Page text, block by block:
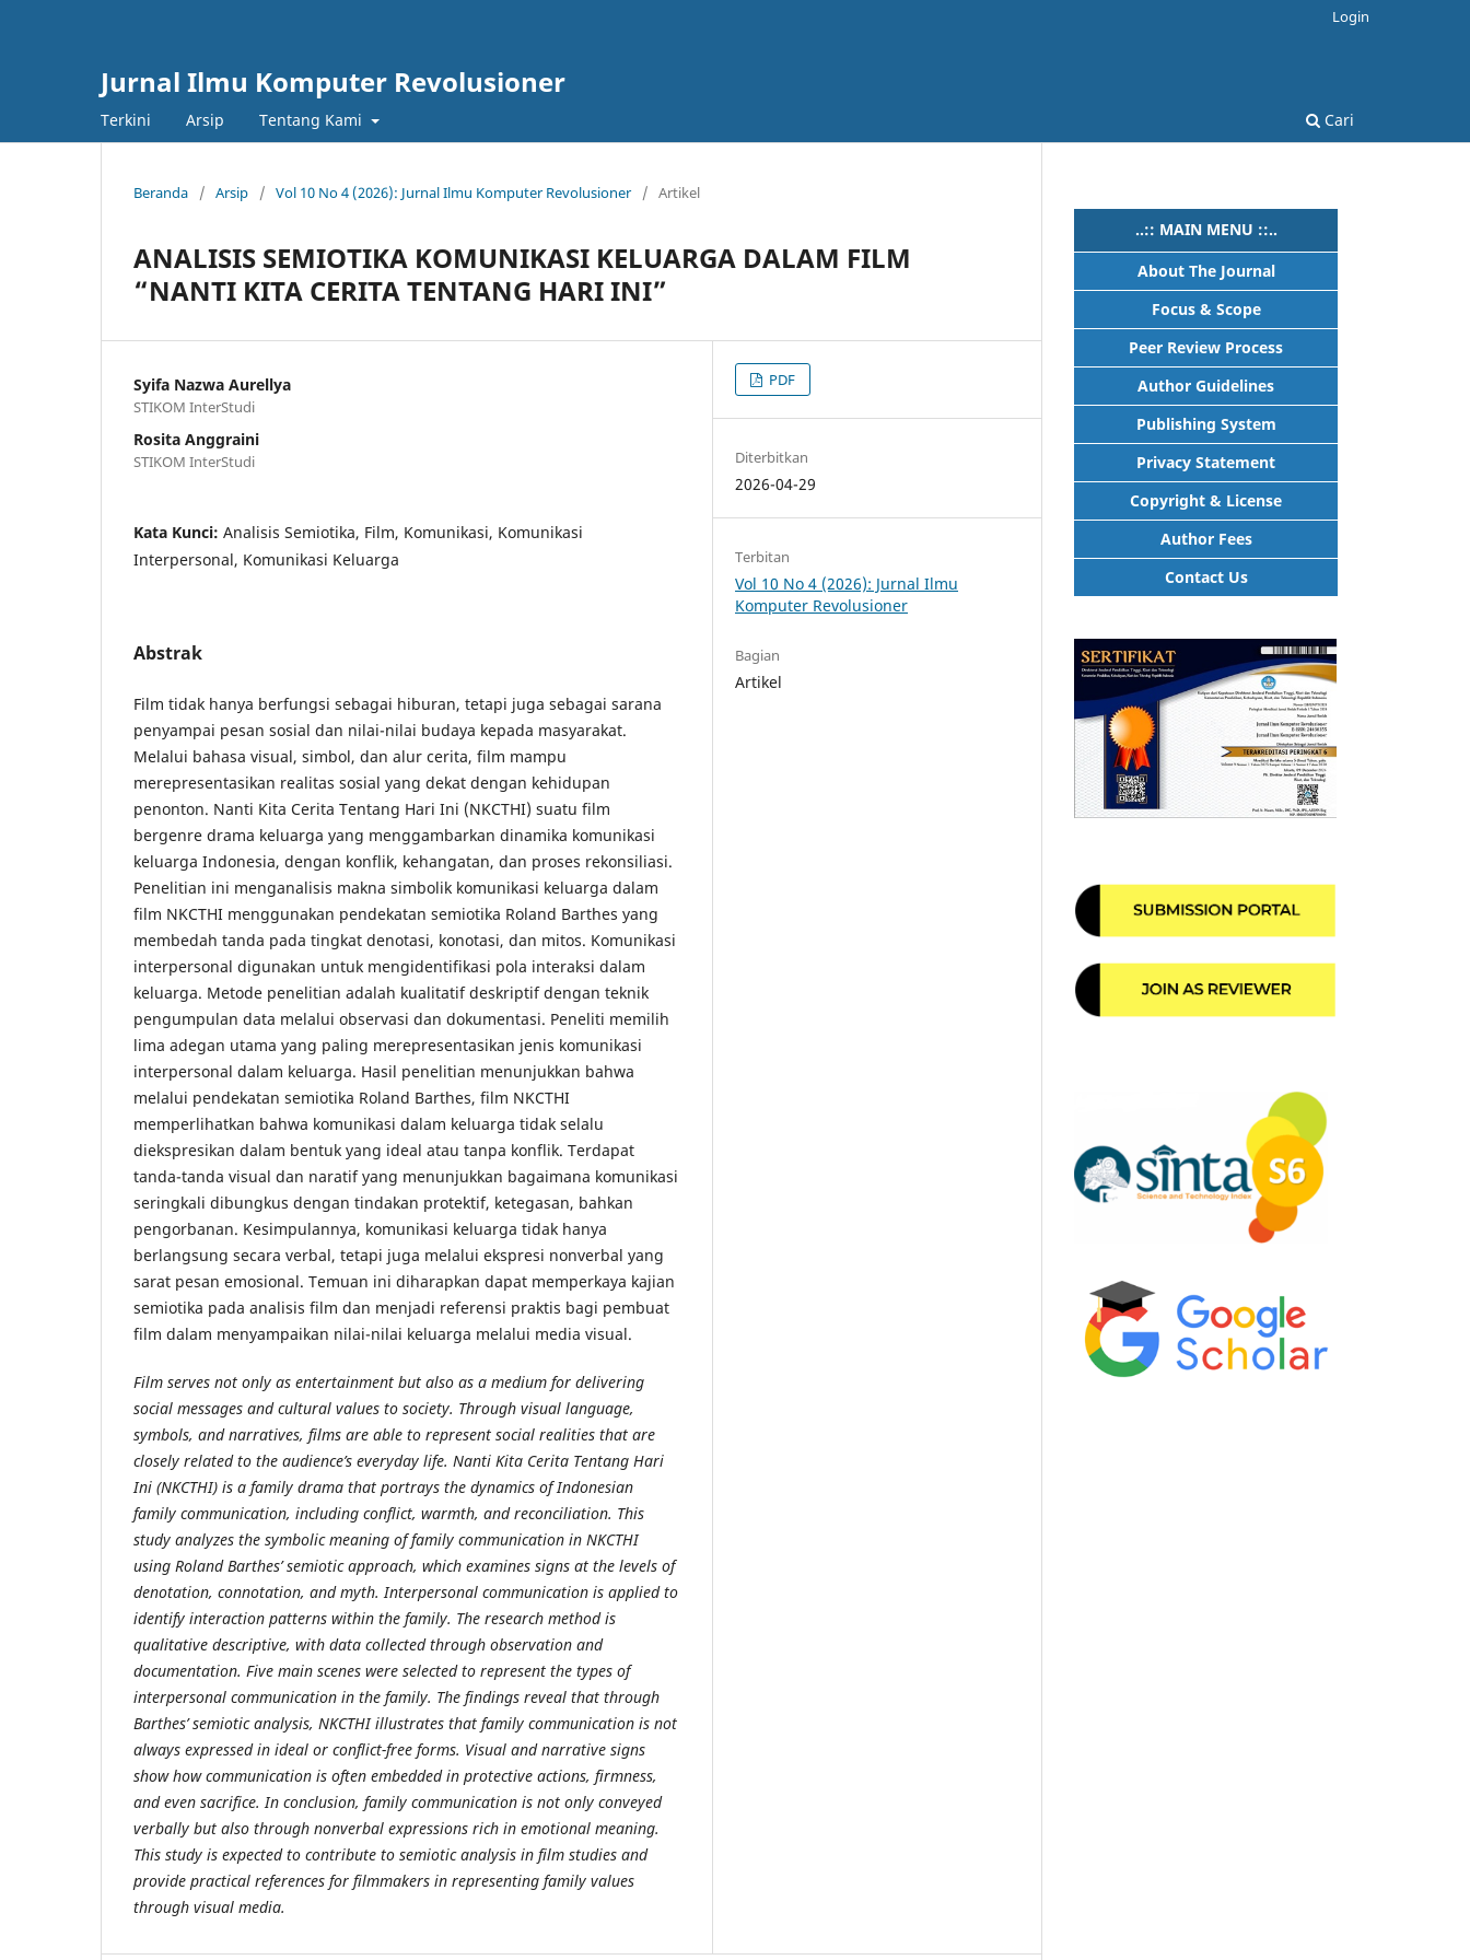
Jurnal Ilmu Komputer Revolusioner
Terkini Arsip Tentang Kami Cari
Login
Beranda / Arsip / Vol 10 No 4 (2026): Jurnal Ilmu Komputer Revolusioner / Artikel
ANALISIS SEMIOTIKA KOMUNIKASI KELUARGA DALAM FILM
“NANTI KITA CERITA TENTANG HARI INI”
Syifa Nazwa Aurellya
STIKOM InterStudi
Rosita Anggraini
STIKOM InterStudi
Kata Kunci: Analisis Semiotika, Film, Komunikasi, Komunikasi
Interpersonal, Komunikasi Keluarga
Abstrak
Film tidak hanya berfungsi sebagai hiburan, tetapi juga sebagai sarana
penyampai pesan sosial dan nilai-nilai budaya kepada masyarakat.
Melalui bahasa visual, simbol, dan alur cerita, film mampu
merepresentasikan realitas sosial yang dekat dengan kehidupan
penonton. Nanti Kita Cerita Tentang Hari Ini (NKCTHI) suatu film
bergenre drama keluarga yang menggambarkan dinamika komunikasi
keluarga Indonesia, dengan konflik, kehangatan, dan proses rekonsiliasi.
Penelitian ini menganalisis makna simbolik komunikasi keluarga dalam
film NKCTHI menggunakan pendekatan semiotika Roland Barthes yang
membedah tanda pada tingkat denotasi, konotasi, dan mitos. Komunikasi
interpersonal digunakan untuk mengidentifikasi pola interaksi dalam
keluarga. Metode penelitian adalah kualitatif deskriptif dengan teknik
pengumpulan data melalui observasi dan dokumentasi. Peneliti memilih
lima adegan utama yang paling merepresentasikan jenis komunikasi
interpersonal dalam keluarga. Hasil penelitian menunjukkan bahwa
melalui pendekatan semiotika Roland Barthes, film NKCTHI
memperlihatkan bahwa komunikasi dalam keluarga tidak selalu
diekspresikan dalam bentuk yang ideal atau tanpa konflik. Terdapat
tanda-tanda visual dan naratif yang menunjukkan bagaimana komunikasi
seringkali dibungkus dengan tindakan protektif, ketegasan, bahkan
pengorbanan. Kesimpulannya, komunikasi keluarga tidak hanya
berlangsung secara verbal, tetapi juga melalui ekspresi nonverbal yang
sarat pesan emosional. Temuan ini diharapkan dapat memperkaya kajian
semiotika pada analisis film dan menjadi referensi praktis bagi pembuat
film dalam menyampaikan nilai-nilai keluarga melalui media visual.
Film serves not only as entertainment but also as a medium for delivering
social messages and cultural values to society. Through visual language,
symbols, and narratives, films are able to represent social realities that are
closely related to the audience’s everyday life. Nanti Kita Cerita Tentang Hari
Ini (NKCTHI) is a family drama that portrays the dynamics of Indonesian
family communication, including conflict, warmth, and reconciliation. This
study analyzes the symbolic meaning of family communication in NKCTHI
using Roland Barthes’ semiotic approach, which examines signs at the levels of
denotation, connotation, and myth. Interpersonal communication is applied to
identify interaction patterns within the family. The research method is
qualitative descriptive, with data collected through observation and
documentation. Five main scenes were selected to represent the types of
interpersonal communication in the family. The findings reveal that through
Barthes’ semiotic analysis, NKCTHI illustrates that family communication is not
always expressed in ideal or conflict-free forms. Visual and narrative signs
show how communication is often embedded in protective actions, firmness,
and even sacrifice. In conclusion, family communication is not only conveyed
verbally but also through nonverbal expressions rich in emotional meaning.
This study is expected to contribute to semiotic analysis in film studies and
provide practical references for filmmakers in representing family values
through visual media.
PDF
Diterbitkan
2026-04-29
Terbitan
Vol 10 No 4 (2026): Jurnal Ilmu
Komputer Revolusioner
Bagian
Artikel
..:: MAIN MENU ::..
About The Journal
Focus & Scope
Peer Review Process
Author Guidelines
Publishing System
Privacy Statement
Copyright & License
Author Fees
Contact Us